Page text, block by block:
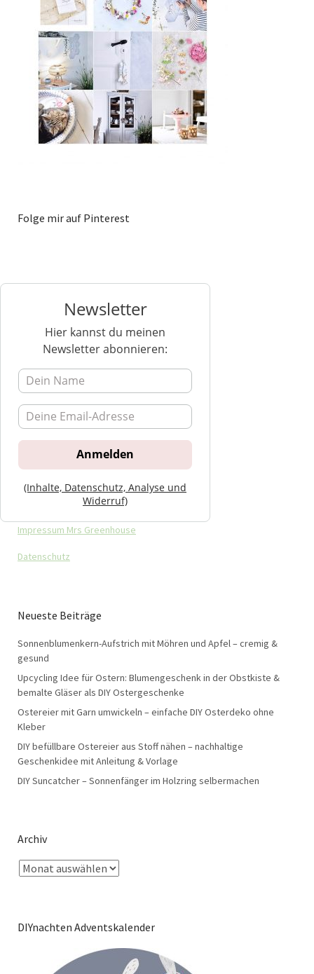
Folge mir auf Pinterest
Newsletter
Hier kannst du meinen
Newsletter abonnieren:
(Inhalte, Datenschutz, Analyse und
Widerruf)
Impressum Mrs Greenhouse
Datenschutz
Neueste Beiträge
Sonnenblumenkern-Aufstrich mit Möhren und Apfel – cremig &
gesund
Upcycling Idee für Ostern: Blumengeschenk in der Obstkiste &
bemalte Gläser als DIY Ostergeschenke
Ostereier mit Garn umwickeln – einfache DIY Osterdeko ohne
Kleber
DIY befüllbare Ostereier aus Stoff nähen – nachhaltige
Geschenkidee mit Anleitung & Vorlage
DIY Suncatcher – Sonnenfänger im Holzring selbermachen
Archiv
DIYnachten Adventskalender